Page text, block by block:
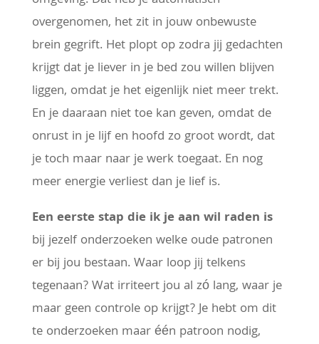
overgenomen, het zit in jouw onbewuste
brein gegrift. Het plopt op zodra jij gedachten
krijgt dat je liever in je bed zou willen blijven
liggen, omdat je het eigenlijk niet meer trekt.
En je daaraan niet toe kan geven, omdat de
onrust in je lijf en hoofd zo groot wordt, dat
je toch maar naar je werk toegaat. En nog
meer energie verliest dan je lief is.
Een eerste stap die ik je aan wil raden is
bij jezelf onderzoeken welke oude patronen
er bij jou bestaan. Waar loop jij telkens
tegenaan? Wat irriteert jou al zó lang, waar je
maar geen controle op krijgt? Je hebt om dit
te onderzoeken maar één patroon nodig,